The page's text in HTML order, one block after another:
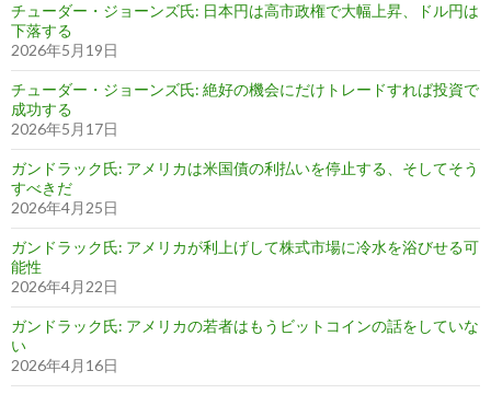
チューダー・ジョーンズ氏: 日本円は高市政権で大幅上昇、ドル円は
下落する
2026年5月19日
チューダー・ジョーンズ氏: 絶好の機会にだけトレードすれば投資で
成功する
2026年5月17日
ガンドラック氏: アメリカは米国債の利払いを停止する、そしてそう
すべきだ
2026年4月25日
ガンドラック氏: アメリカが利上げして株式市場に冷水を浴びせる可
能性
2026年4月22日
ガンドラック氏: アメリカの若者はもうビットコインの話をしていな
い
2026年4月16日